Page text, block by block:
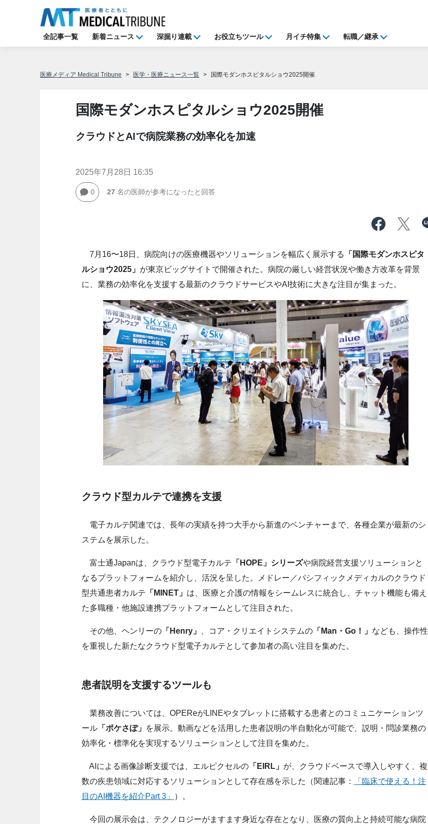
全記事一覧 新着ニュース 深掘り連載 お役立ちツール 月イチ特集 転職／継承
医療メディア Medical Tribune 医学・医療ニュース一覧 国際モダンホスピタルショウ2025開催
国際モダンホスピタルショウ2025開催
クラウドとAIで病院業務の効率化を加速
2025年7月28日 16:35
0 27名の医師が参考になったと回答
7月16〜18日、病院向けの医療機器やソリューションを幅広く展示する 「国際モダンホスピタ
ルショウ2025」 が東京ビッグサイトで開催された。病院の厳しい経営状況や働き方改革を背景
に、業務の効率化を支援する最新のクラウドサービスやAI技術に大きな注目が集まった。
クラウド型カルテで連携を支援
電子カルテ関連では、長年の実績を持つ大手から新進のベンチャーまで、各種企業が最新のシ
ステムを展示した。
富士通Japanは、クラウド型電子カルテ 「HOPE」シリーズや病院経営支援ソリューションと
なるプラットフォームを紹介し、活況を呈した。メドレー／パシフィックメディカルのクラウド
型共通患者カルテ 「MINET」 は、医療と介護の情報をシームレスに統合し、チャット機能も備え
た多職種・他施設連携プラットフォームとして注目された。
その他、ヘンリーの「Henry」 、コア・クリエイトシステムの「Man・Go！」 なども、操作性
を重視した新たなクラウド型電子カルテとして参加者の高い注目を集めた。
患者説明を支援するツールも
業務改善については、OPEReがLINEやタブレットに搭載する患者とのコミュニケーションツ
ール「ポケさぽ」 を展示。動画などを活用した患者説明の半自動化が可能で、説明・問診業務の
効率化・標準化を実現するソリューションとして注目を集めた。
AIによる画像診断支援では、エルピクセルの「EIRL」 が、クラウドベースで導入しやすく、複
数の疾患領域に対応するソリューションとして存在感を示した（関連記事：
「臨床で使える！注
目のAI機器を紹介Part 3」
）。
今回の展示会は、テクノロジーがますます身近な存在となり、医療の質向上と持続可能な病院